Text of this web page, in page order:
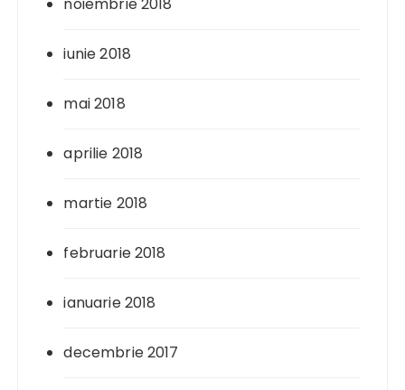
iunie 2018
mai 2018
aprilie 2018
martie 2018
februarie 2018
ianuarie 2018
decembrie 2017